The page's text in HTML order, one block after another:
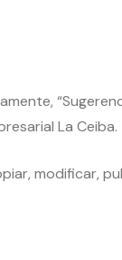
La Ceiba.
modificar,